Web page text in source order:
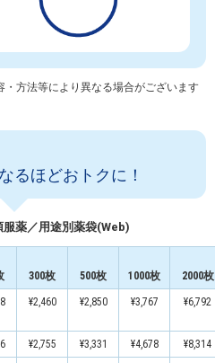
方法等により異なる場合がございます
るほどおトクに！
薬／用途別薬袋(Web)
300枚 500枚 1000枚 2000枚
¥2,460 ¥2,850 ¥3,767 ¥6,792
¥2,755 ¥3,331 ¥4,678 ¥8,314